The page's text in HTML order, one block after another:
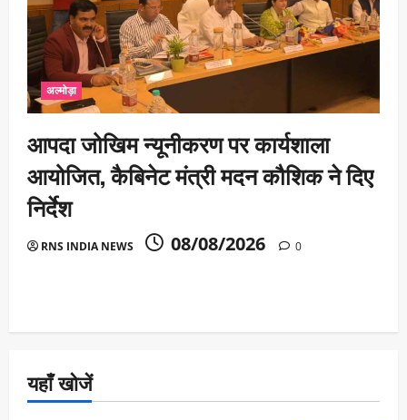
अल्मोड़ा
आपदा जोखिम न्यूनीकरण पर कार्यशाला
आयोजित, कैबिनेट मंत्री मदन कौशिक ने दिए
निर्देश
RNS INDIA NEWS 08/08/2026 0
यहाँ खोजें